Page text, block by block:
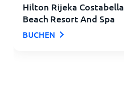
Hilton Rijeka Costabella
Beach Resort And Spa
BUCHEN